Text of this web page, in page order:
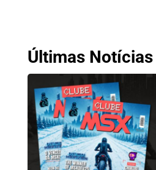
Últimas Notícias